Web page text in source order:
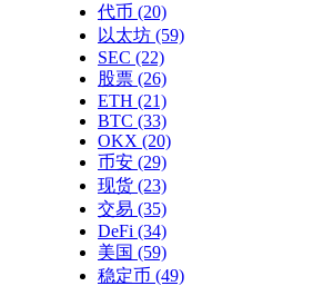
代币 (20)
以太坊 (59)
SEC (22)
股票 (26)
ETH (21)
BTC (33)
OKX (20)
币安 (29)
现货 (23)
交易 (35)
DeFi (34)
美国 (59)
稳定币 (49)